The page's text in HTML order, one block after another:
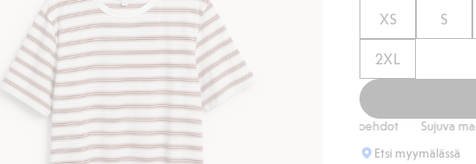
XS S
2XL
Sujuva maksaminen Klarnalla Ilmaiset toimitusvaihtoehdot Sujuva maksaminen
Etsi myymälässä